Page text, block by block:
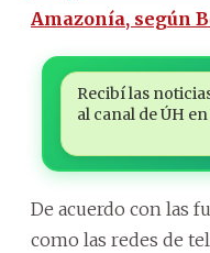
Amazonía, según
Recibí las
al canal de ÚH
De acuerdo con las
como las redes de